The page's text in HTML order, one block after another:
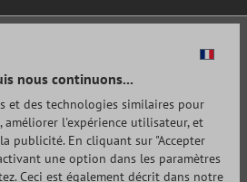
nous continuons...
et des technologies similaires pour
améliorer l'expérience utilisateur, et
publicité. En cliquant sur "Accepter
une option dans les paramètres
Ceci est également décrit dans notre